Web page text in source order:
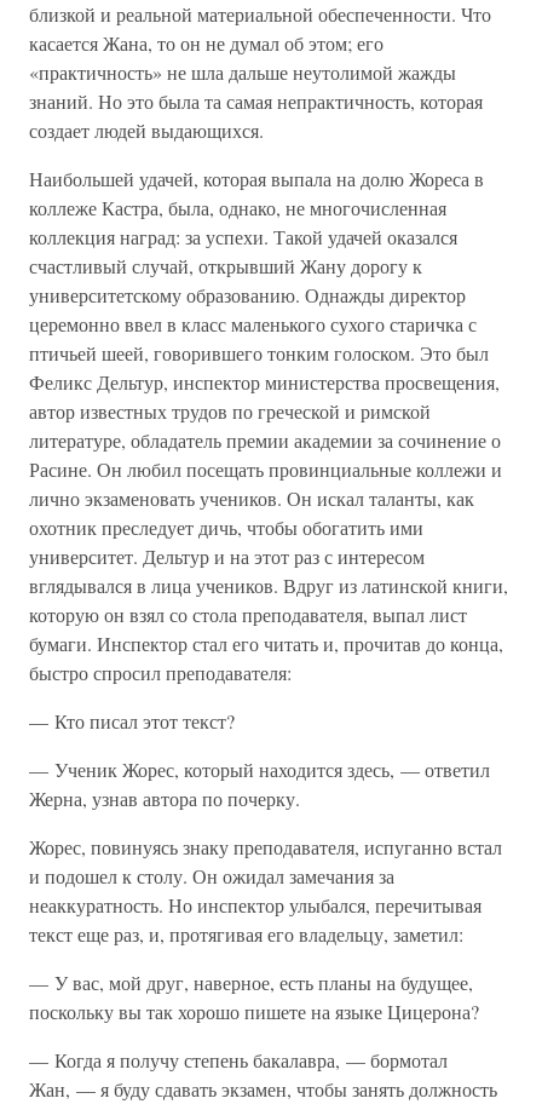
близкой и реальной материальной обеспеченности. Что
касается Жана, то он не думал об этом; его
«практичность» не шла дальше неутолимой жажды
знаний. Но это была та самая непрактичность, которая
создает людей выдающихся.
Наибольшей удачей, которая выпала на долю Жореса в
коллеже Кастра, была, однако, не многочисленная
коллекция наград: за успехи. Такой удачей оказался
счастливый случай, открывший Жану дорогу к
университетскому образованию. Однажды директор
церемонно ввел в класс маленького сухого старичка с
птичьей шеей, говорившего тонким голоском. Это был
Феликс Дельтур, инспектор министерства просвещения,
автор известных трудов по греческой и римской
литературе, обладатель премии академии за сочинение о
Расине. Он любил посещать провинциальные коллежи и
лично экзаменовать учеников. Он искал таланты, как
охотник преследует дичь, чтобы обогатить ими
университет. Дельтур и на этот раз с интересом
вглядывался в лица учеников. Вдруг из латинской книги,
которую он взял со стола преподавателя, выпал лист
бумаги. Инспектор стал его читать и, прочитав до конца,
быстро спросил преподавателя:
— Кто писал этот текст?
— Ученик Жорес, который находится здесь, — ответил
Жерна, узнав автора по почерку.
Жорес, повинуясь знаку преподавателя, испуганно встал
и подошел к столу. Он ожидал замечания за
неаккуратность. Но инспектор улыбался, перечитывая
текст еще раз, и, протягивая его владельцу, заметил:
— У вас, мой друг, наверное, есть планы на будущее,
поскольку вы так хорошо пишете на языке Цицерона?
— Когда я получу степень бакалавра, — бормотал
Жан, — я буду сдавать экзамен, чтобы занять должность